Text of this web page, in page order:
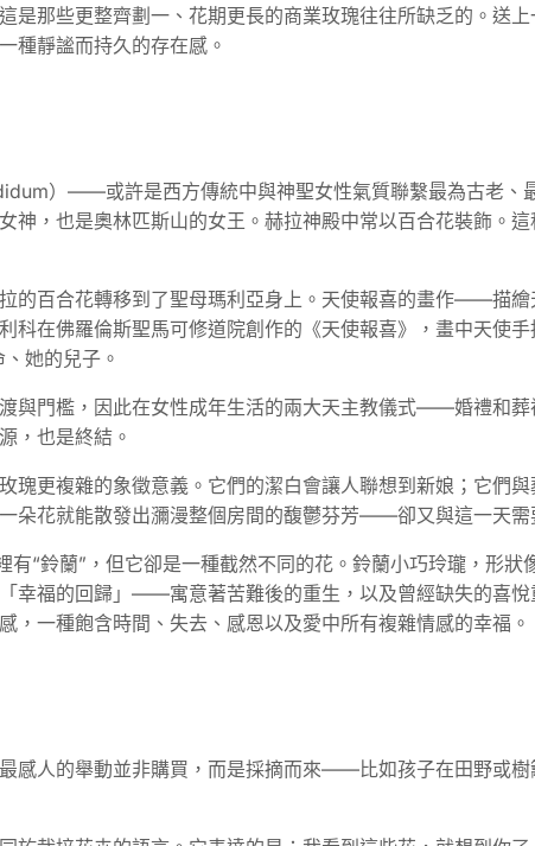
是那些更整齊劃一、花期更長的商業玫瑰往往所缺乏的。送
種靜謐而持久的存在感。
）——或許是西方傳統中與神聖女性氣質聯繫最為古老、
神，也是奧林匹斯山的女王。赫拉神殿中常以百合花裝飾。
的百合花轉移到了聖母瑪利亞身上。天使報喜的畫作——描
科在佛羅倫斯聖馬可修道院創作的《天使報喜》，畫中天使
她的兒子。
與門檻，因此在女性成年生活的兩大天主教儀式——婚禮
，也是終結。
瑰更複雜的象徵意義。它們的潔白會讓人聯想到新娘；它們
花就能散發出瀰漫整個房間的馥鬱芬芳——卻又與這一天需
“鈴蘭”，但它卻是一種截然不同的花。鈴蘭小巧玲瓏，形
幸福的回歸」——寓意著苦難後的重生，以及曾經缺失的喜
，一種飽含時間、失去、感恩以及愛中所有複雜情感的幸福。
感人的舉動並非購買，而是採摘而來——比如孩子在田野或